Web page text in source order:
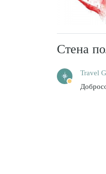
Стена
Travel